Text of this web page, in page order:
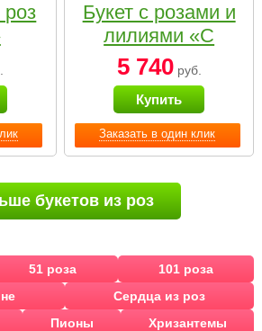
Заказать в один клик
Букет с розами и
лилиями «С
наилучшими
пожеланиями»
5 740руб.
Купить
букетов из роз
51 роза
101 роза
Сердца из роз
Пионы
Хризантемы